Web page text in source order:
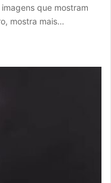
que mostram
mostra mais…